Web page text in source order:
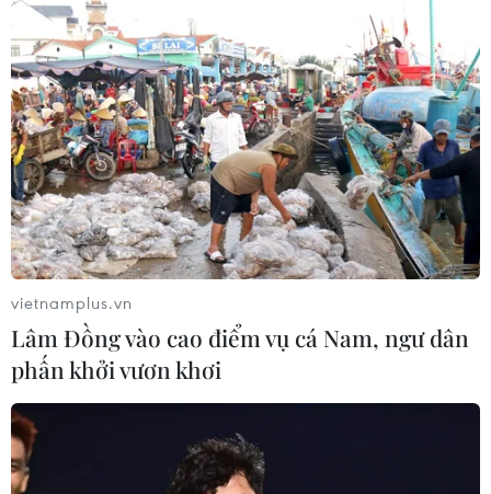
vietnamplus.vn
Lâm Đồng vào cao điểm vụ cá Nam, ngư dân
phấn khởi vươn khơi